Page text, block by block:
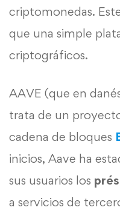
criptomonedas.
que una simple
criptográficos.
AAVE (que en
trata de un
cadena de bloques
inicios, Aave ha
sus usuarios los
a servicios de